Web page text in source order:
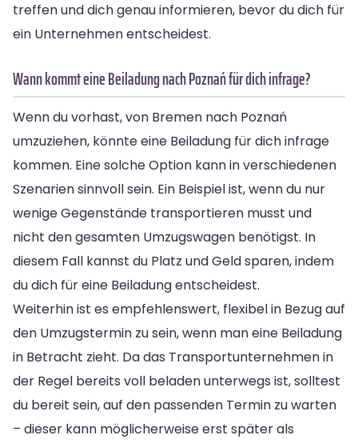
treffen und dich genau informieren, bevor du dich für
ein Unternehmen entscheidest.
Wann kommt eine Beiladung nach Poznań für dich infrage?
Wenn du vorhast, von Bremen nach Poznań
umzuziehen, könnte eine Beiladung für dich infrage
kommen. Eine solche Option kann in verschiedenen
Szenarien sinnvoll sein. Ein Beispiel ist, wenn du nur
wenige Gegenstände transportieren musst und
nicht den gesamten Umzugswagen benötigst. In
diesem Fall kannst du Platz und Geld sparen, indem
du dich für eine Beiladung entscheidest.
Weiterhin ist es empfehlenswert, flexibel in Bezug auf
den Umzugstermin zu sein, wenn man eine Beiladung
in Betracht zieht. Da das Transportunternehmen in
der Regel bereits voll beladen unterwegs ist, solltest
du bereit sein, auf den passenden Termin zu warten
– dieser kann möglicherweise erst später als